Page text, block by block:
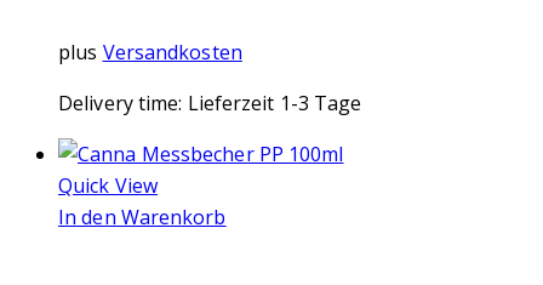
plus Versandkosten
Delivery time: Lieferzeit 1-3 Tage
Quick View
In den Warenkorb